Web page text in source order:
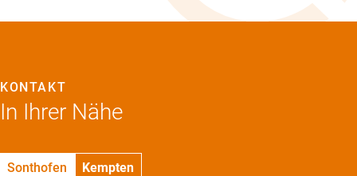
In Ihrer Nähe
KONTAKT
Sonthofen Kempten